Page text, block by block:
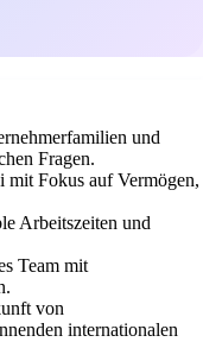
und
Fragen.
mit Fokus auf Vermögen,
Arbeitszeiten und
Team mit
von
internationalen